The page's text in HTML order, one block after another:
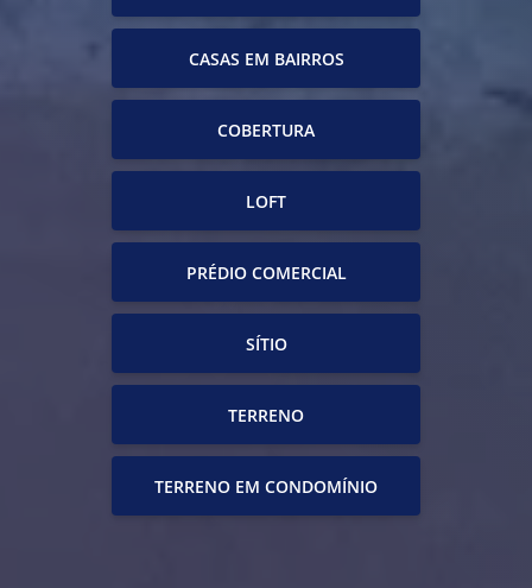
CASAS EM BAIRROS
COBERTURA
LOFT
PRÉDIO COMERCIAL
SÍTIO
TERRENO
TERRENO EM CONDOMÍNIO